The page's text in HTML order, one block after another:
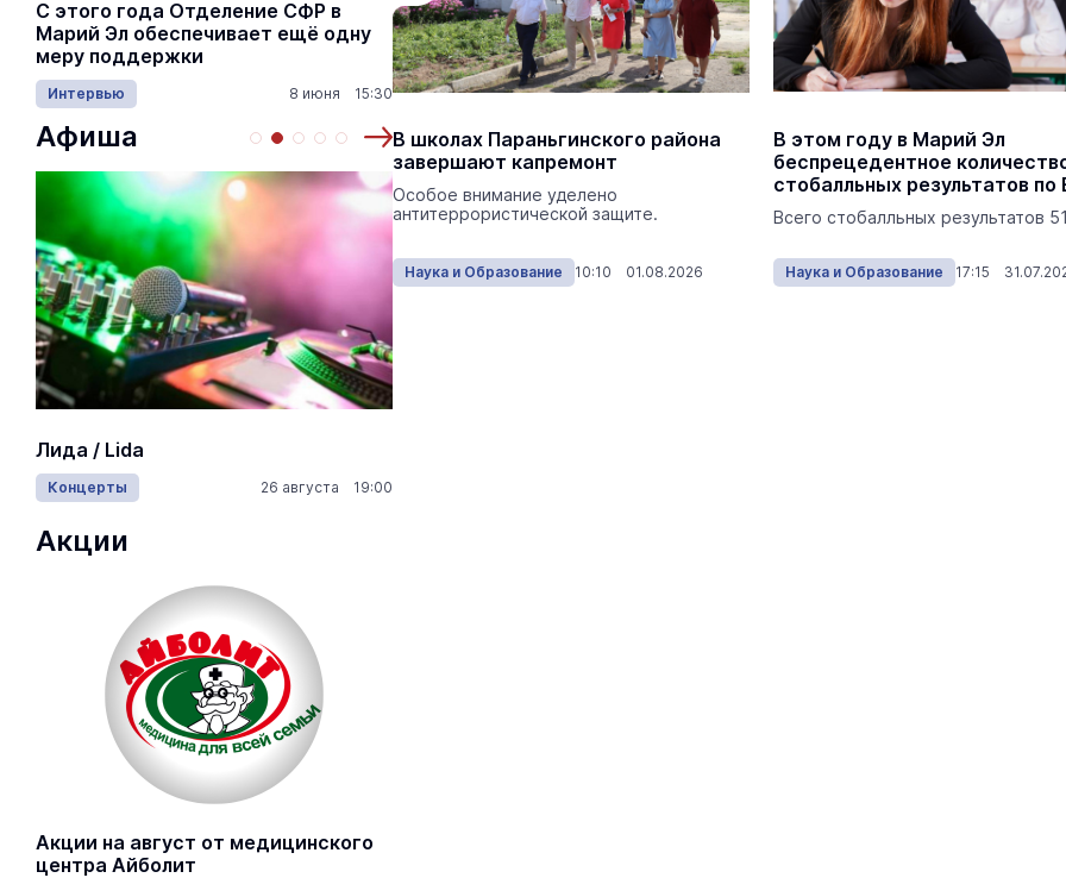
С этого года Отделение СФР в
Марий Эл обеспечивает ещё одну
меру поддержки
Интервью 8 июня 15:30
Алексей Ямаев о премьере в театре
Шкетана: «Для меня не бывает
лёгких спектаклей»
Культура 18 марта 11:05
Как узнать на законных
кто собственник
Интервью
Афиша
Лида / Lida
Концерты 26 августа 19:00
Выставка «… И птичка
Акции
Акции на август от медицинского
центра Айболит
Осенью студенты СПО из Марий Эл
проверочные работы
В учреждения СПО вновь возвращаются
ВПР.
Наука и Образование Сегодня 13:40
В школах Параньгинского района
завершают капремонт
Особое внимание уделено
антитеррористической защите.
Наука и Образование 10:10 01.08.2026
В этом году в Марий Эл
беспрецедентное
стобалльных результатов по
Всего стобалльных результатов
Наука и Образование 17:15